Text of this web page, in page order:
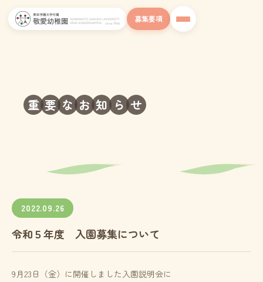
募集要項
重 要 な お 知 ら せ
2022.09.26
令和５年度 入園募集について
9月23日（金）に開催しました入園説明会に